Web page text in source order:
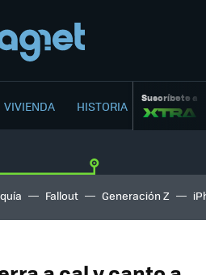
VIVIENDA HISTORIA Suscríbete a
Fallout Generación Z